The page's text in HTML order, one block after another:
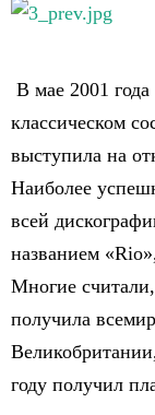
В мае 2001 года
классическом
выступила на
Наиболее
всей
названием
Многие
получила
году получил